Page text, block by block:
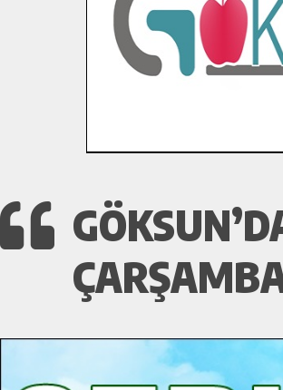
Bertiz’in Yeni